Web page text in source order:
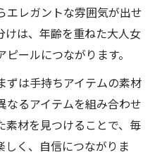
エレガントな雰囲気が出せ
けは、年齢を重ねた大人女
ールにつながります。
ずは手持ちアイテムの素材
なるアイテムを組み合わせ
素材を見つけることで、毎
しく、自信につながりま